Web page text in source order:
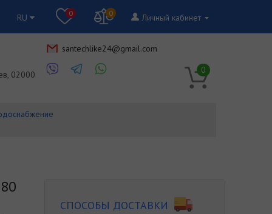
RU 0 0 Личный кабинет
02000
santechlike24@gmail.com
0
СПОСОБЫ ДОСТАВКИ